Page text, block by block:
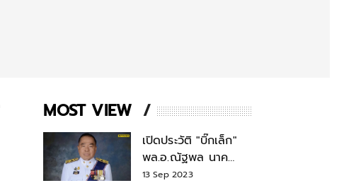
MOST VIEW
เปิดประวัติ "บิ๊กเล็ก"
พล.อ.ณัฐพล นาค
พาณิชย์ จากเลขาฯ
13 Sep 2023